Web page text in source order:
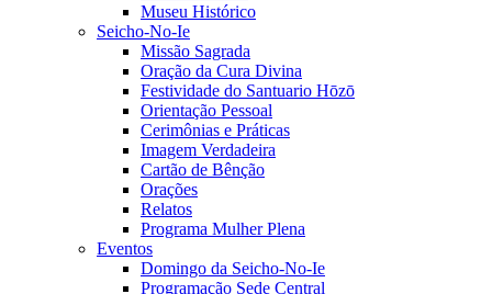
Museu Histórico
Seicho-No-Ie
Missão Sagrada
Oração da Cura Divina
Festividade do Santuario Hōzō
Orientação Pessoal
Cerimônias e Práticas
Imagem Verdadeira
Cartão de Bênção
Orações
Relatos
Programa Mulher Plena
Eventos
Domingo da Seicho-No-Ie
Programação Sede Central